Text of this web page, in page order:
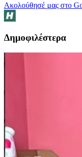
Ακολούθησέ μας στο
Δημοφιλέστερα